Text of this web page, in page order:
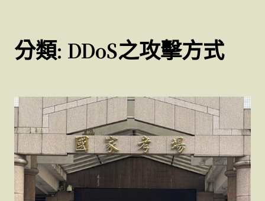
分類: DDoS之攻擊方式